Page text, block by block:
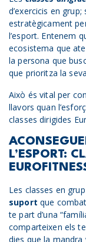
d’exercicis en
estratègicament
l’esport. Entenem
ecosistema que
la persona que
que prioritza la
Això és vital per
llavors quan
classes dirigides
L’ESPORT:
Les classes en
suport que
te part d’una
comparteixen els
dies que la mandra